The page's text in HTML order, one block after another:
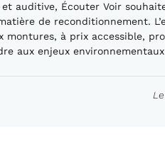
auditive, Écouter Voir
de reconditionnement.
montures, à prix accessible,
aux enjeux